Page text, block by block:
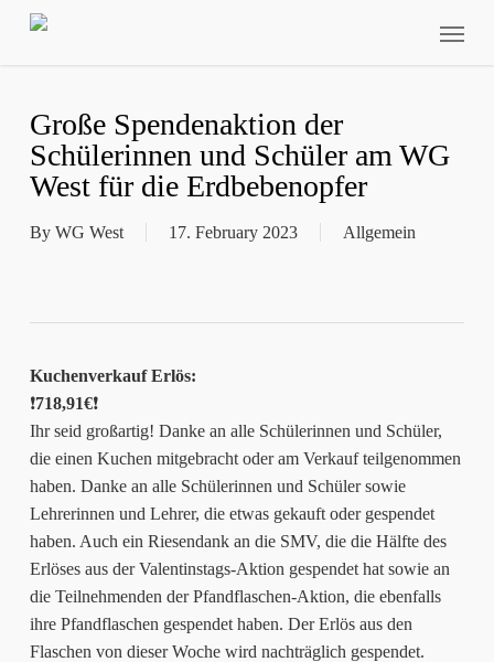
Skip
Große Spendenaktion der
Schülerinnen und Schüler am WG
West für die Erdbebenopfer
By WG West 17. February 2023 Allgemein
Kuchenverkauf Erlös:
❗️718,91€❗️
Ihr seid großartig! Danke an alle Schülerinnen und Schüler,
die einen Kuchen mitgebracht oder am Verkauf teilgenommen
haben. Danke an alle Schülerinnen und Schüler sowie
Lehrerinnen und Lehrer, die etwas gekauft oder gespendet
haben. Auch ein Riesendank an die SMV, die die Hälfte des
Erlöses aus der Valentinstags-Aktion gespendet hat sowie an
die Teilnehmenden der Pfandflaschen-Aktion, die ebenfalls
ihre Pfandflaschen gespendet haben. Der Erlös aus den
Flaschen von dieser Woche wird nachträglich gespendet.